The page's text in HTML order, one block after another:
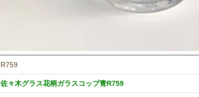
R759
佐々木グラス花柄ガラスコップ青R759